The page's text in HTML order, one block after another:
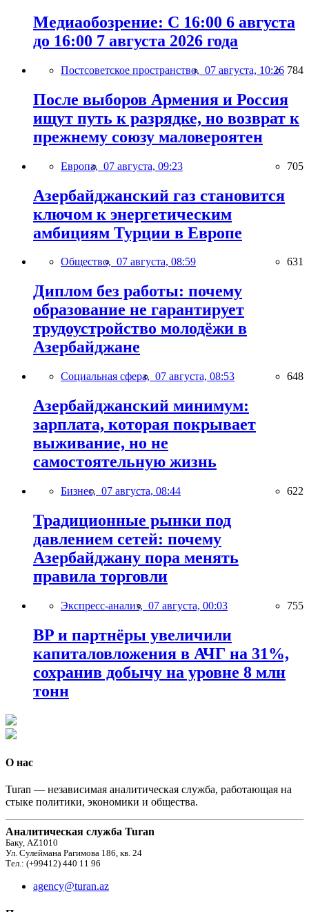
Медиаобозрение: С 16:00 6 августа
до 16:00 7 августа 2026 года
Постсоветское пространство, 07 августа, 10:26 784
После выборов Армения и Россия
ищут путь к разрядке, но возврат к
прежнему союзу маловероятен
Европа, 07 августа, 09:23 705
Азербайджанский газ становится
ключом к энергетическим
амбициям Турции в Европе
Общество, 07 августа, 08:59 631
Диплом без работы: почему
образование не гарантирует
трудоустройство молодёжи в
Азербайджане
Социальная сфера, 07 августа, 08:53 648
Азербайджанский минимум:
зарплата, которая покрывает
выживание, но не
самостоятельную жизнь
Бизнес, 07 августа, 08:44 622
Традиционные рынки под
давлением сетей: почему
Азербайджану пора менять
правила торговли
Экспресс-анализ, 07 августа, 00:03 755
BP и партнёры увеличили
капиталовложения в АЧГ на 31%,
сохранив добычу на уровне 8 млн
тонн
О нас
Turan — независимая аналитическая служба, работающая на
стыке политики, экономики и общества.
Аналитическая служба Turan
Баку, AZ1010
Ул. Сулеймана Рагимова 186, кв. 24
Тел.: (+99412) 440 11 96
agency@turan.az